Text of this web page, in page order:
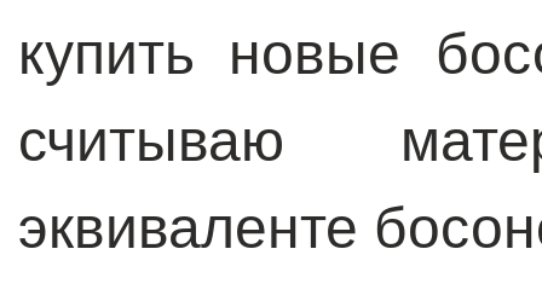
купить новые
считываю
эквиваленте